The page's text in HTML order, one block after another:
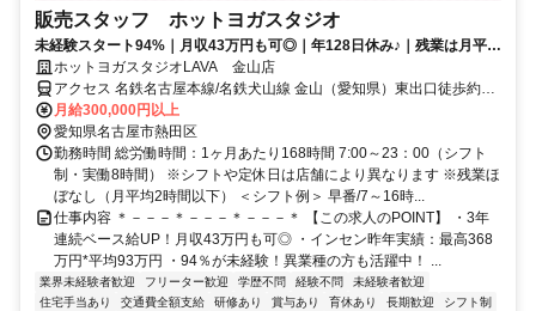
販売スタッフ ホットヨガスタジオ
未経験スタート94%｜月収43万円も可◎｜年128日休み♪｜残業は月平均
2時間以下
ホットヨガスタジオLAVA 金山店
アクセス 名鉄名古屋本線/名鉄犬山線 金山（愛知県）東出口徒歩約2
分、ＪＲ東海道本線 金山（愛知県）東出口徒歩約2分、ＪＲ中央本線
金山（愛知県）東出口徒歩約2分 JR・地下鉄「金山駅」南口より徒歩
2分
月給300,000円以上
愛知県名古屋市熱田区
勤務時間 総労働時間：1ヶ月あたり168時間 7:00～23：00（シフト
制・実働8時間） ※シフトや定休日は店舗により異なります ※残業ほ
ぼなし（月平均2時間以下） ＜シフト例＞ 早番/7～16時...
仕事内容 ＊－－－＊－－－＊－－－＊ 【この求人のPOINT】 ・3年
連続ベース給UP！月収43万円も可◎ ・インセン昨年実績：最高368
万円*平均93万円 ・94％が未経験！異業種の方も活躍中！ ...
業界未経験者歓迎 フリーター歓迎 学歴不問 経験不問
未経験者歓迎
住宅手当あり
交通費全額支給 研修あり 賞与あり 育休あり 長期歓迎
シフト制